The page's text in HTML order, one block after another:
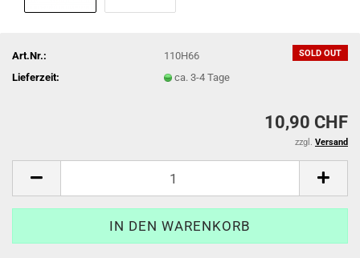
SOLD OUT
Art.Nr.:
110H66
Lieferzeit:
ca. 3-4 Tage
10,90 CHF
zzgl. Versand